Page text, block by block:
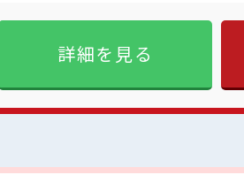
ジするのは不安だけど、 し
室でホッと一息リフレッシ
詳細を見る